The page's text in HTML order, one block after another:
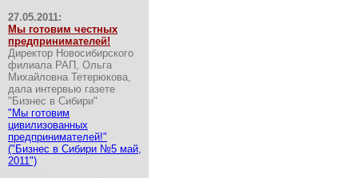
27.05.2011:
Мы готовим честных
предпринимателей!
Директор Новосибирского
филиала РАП, Ольга
Михайловна Тетерюкова,
дала интервью газете
"Бизнес в Сибири"
"Мы готовим
цивилизованных
предпринимателей!"
("Бизнес в Сибири №5 май,
2011")